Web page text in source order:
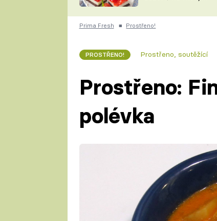
ČESKO NA
KUCHAŘKA
Prima Fresh ■ Prostřeno!
PROSTŘENO! Prostřeno, soutěžící
Prostřeno:
polévka